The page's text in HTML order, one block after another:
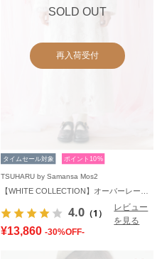
SOLD OUT
再入荷受付
タイムセール対象 ポイント10%
TSUHARU by Samansa Mos2
4.0 （1）
レビュー
を見る
¥13,860 -30%OFF-